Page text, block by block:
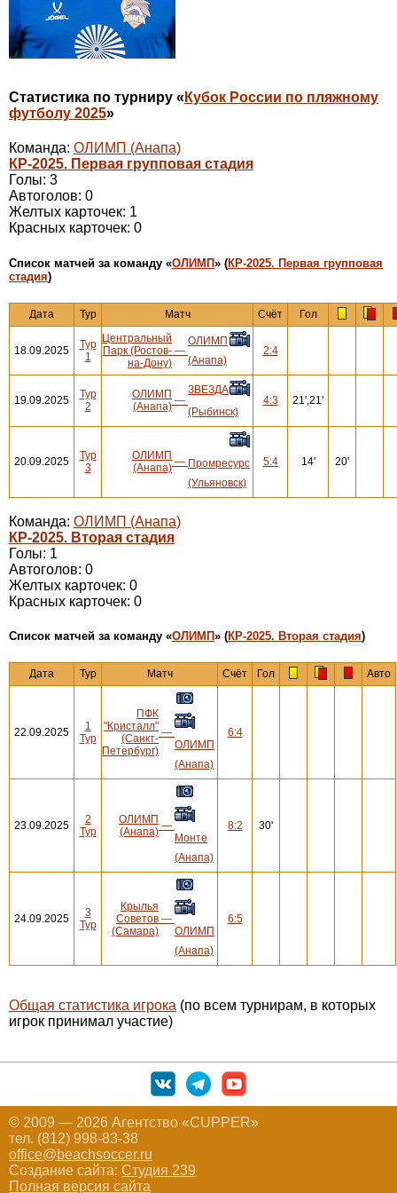
Статистика по турниру « Кубок России по пляжному
футболу 2025»
Команда: ОЛИМП (Анапа)
КР-2025. Первая групповая стадия
Голы: 3
Автоголов: 0
Желтых карточек: 1
Красных карточек: 0
Cписок матчей за команду «ОЛИМП» (КР-2025. Первая групповая
стадия)
Дата Тур Матч Счёт Гол
18.09.2025
Тур
1
Центральный
Парк (Ростов-
на-Дону)
—
ОЛИМП
(Анапа)
2:4
19.09.2025
Тур
2
ОЛИМП
(Анапа) —
ЗВЕЗДА
(Рыбинск)
4:3 21',21'
20.09.2025
Тур
3
ОЛИМП
(Анапа) — Промресурс
(Ульяновск)
5:4 14' 20'
Команда: ОЛИМП (Анапа)
КР-2025. Вторая стадия
Голы: 1
Автоголов: 0
Желтых карточек: 0
Красных карточек: 0
Cписок матчей за команду «ОЛИМП» (КР-2025. Вторая стадия)
Дата Тур Матч Счёт Гол Авто
22.09.2025
1
Тур
ПФК
"Кристалл"
(Санкт-
Петербург)
—
ОЛИМП
(Анапа)
6:4
23.09.2025
2
Тур
ОЛИМП
(Анапа) —
Монте
(Анапа)
8:2 30'
24.09.2025
3
Тур
Крылья
Советов
(Самара)
—
ОЛИМП
(Анапа)
6:5
Общая статистика игрока (по всем турнирам, в которых
игрок принимал участие)
© 2009 — 2026 Агентство «CUPPER»
тел. (812) 998-83-38
office@beachsoccer.ru
Создание сайта: Студия 239
Полная версия сайта